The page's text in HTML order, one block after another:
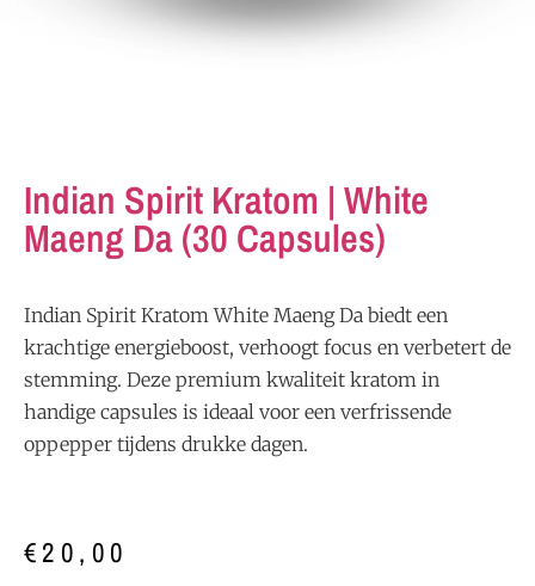
Indian Spirit Kratom | White
Maeng Da (30 Capsules)
Indian Spirit Kratom White Maeng Da biedt een
krachtige energieboost, verhoogt focus en verbetert de
stemming. Deze premium kwaliteit kratom in
handige capsules is ideaal voor een verfrissende
oppepper tijdens drukke dagen.
€20,00